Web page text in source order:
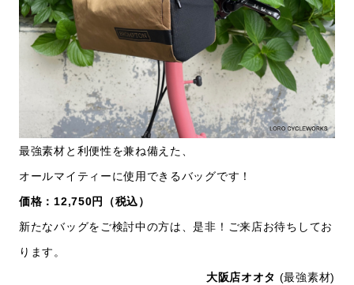
最強素材と利便性を兼ね備えた、
オールマイティーに使用できるバッグです！
価格：12,750円（税込）
新たなバッグをご検討中の方は、是非！ご来店お待ちしてお
ります。
大阪店オオタ (最強素材)